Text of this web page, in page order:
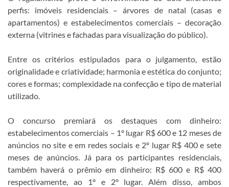
perfis: imóveis residenciais – árvores de natal (casas e
apartamentos) e estabelecimentos comerciais – decoração
externa (vitrines e fachadas para visualização do público).
Entre os critérios estipulados para o julgamento, estão
originalidade e criatividade; harmonia e estética do conjunto;
cores e formas; complexidade na confecção e tipo de material
utilizado.
O concurso premiará os destaques com dinheiro:
estabelecimentos comerciais – 1º lugar R$ 600 e 12 meses de
anúncios no site e em redes sociais e 2º lugar R$ 400 e sete
meses de anúncios. Já para os participantes residenciais,
também haverá o prêmio em dinheiro: R$ 600 e R$ 400
respectivamente, ao 1° e 2° lugar. Além disso, ambos